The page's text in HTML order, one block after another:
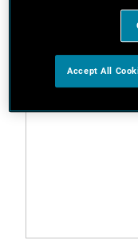
Accept All